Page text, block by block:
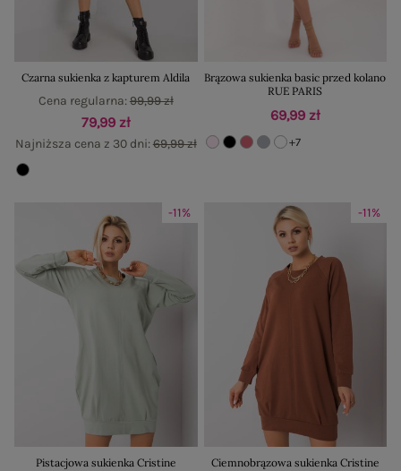
Czarna sukienka z kapturem Aldila
79,99 zł
Najniższa cena z 30 dni:69,99 zł
Cena regularna:99,99 zł
Brązowa sukienka basic przed kolano
RUE PARIS
69,99 zł
+7
-11%
Pistacjowa sukienka Cristine
-11%
Ciemnobrązowa sukienka Cristine